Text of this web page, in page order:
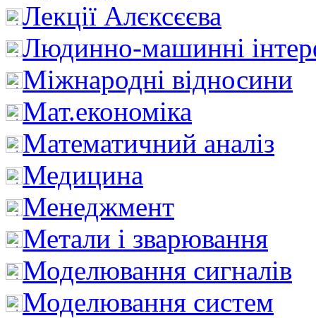
Лекції Алєксєєва
Людинно-машинні
Міжнародні відносини
Мат.економіка
Математичний аналіз
Медицина
Менеджмент
Метали і зварювання
Моделювання сигналів
Моделювання систем